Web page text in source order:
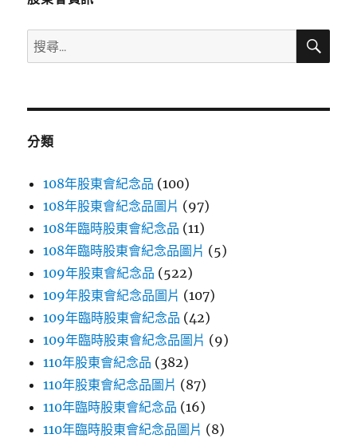
搜
尋
鍵
搜
分類
108年股東會紀念品 (100)
108年股東會紀念品圖片 (97)
108年臨時股東會紀念品 (11)
108年臨時股東會紀念品圖片 (5)
109年股東會紀念品 (522)
109年股東會紀念品圖片 (107)
109年臨時股東會紀念品 (42)
109年臨時股東會紀念品圖片 (9)
110年股東會紀念品 (382)
110年股東會紀念品圖片 (87)
110年臨時股東會紀念品 (16)
110年臨時股東會紀念品圖片 (8)